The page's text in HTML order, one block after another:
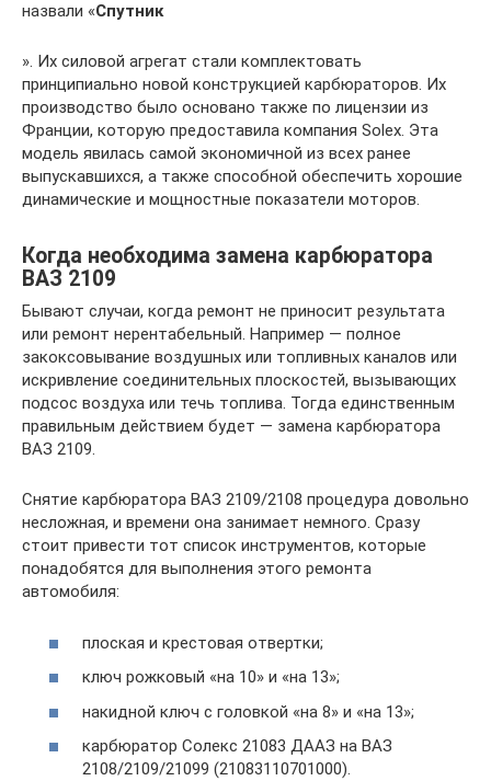
назвали «Спутник
». Их силовой агрегат стали комплектовать
принципиально новой конструкцией карбюраторов. Их
производство было основано также по лицензии из
Франции, которую предоставила компания Solex. Эта
модель явилась самой экономичной из всех ранее
выпускавшихся, а также способной обеспечить хорошие
динамические и мощностные показатели моторов.
Когда необходима замена карбюратора
ВАЗ 2109
Бывают случаи, когда ремонт не приносит результата
или ремонт нерентабельный. Например — полное
закоксовывание воздушных или топливных каналов или
искривление соединительных плоскостей, вызывающих
подсос воздуха или течь топлива. Тогда единственным
правильным действием будет — замена карбюратора
ВАЗ 2109.
Снятие карбюратора ВАЗ 2109/2108 процедура довольно
несложная, и времени она занимает немного. Сразу
стоит привести тот список инструментов, которые
понадобятся для выполнения этого ремонта
автомобиля:
плоская и крестовая отвертки;
ключ рожковый «на 10» и «на 13»;
накидной ключ с головкой «на 8» и «на 13»;
карбюратор Солекс 21083 ДААЗ на ВАЗ
2108/2109/21099 (21083110701000).